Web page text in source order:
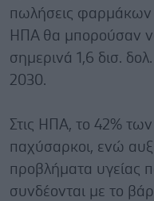
πωλήσεις φαρμάκων
ΗΠΑ θα μπορούσαν
σημερινά 1,6 δισ.
2030.
Στις ΗΠΑ, το 42%
παχύσαρκοι, ενώ
προβλήματα υγείας
συνδέονται με το